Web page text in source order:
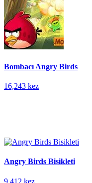
Bombacı Angry Birds
16,243 kez
Angry Birds Bisikleti
9,412 kez